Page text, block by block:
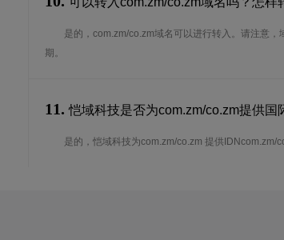
是的，com.zm/co.zm域名可以进行转入。请注意
期。
11. 恺域科技是否为com.zm/co.zm提供国
是的，恺域科技为com.zm/co.zm 提供IDNcom.zm/